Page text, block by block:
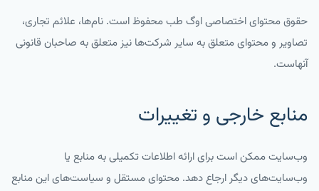
حقوق محتوای اختصاصی اوگ طب محفوظ است. نام‌ها، علائم تجاری،
تصاویر و محتوای متعلق به سایر شرکت‌ها نیز متعلق به صاحبان قانونی
آنهاست.
منابع خارجی و تغییرات
وب‌سایت ممکن است برای ارائه اطلاعات تکمیلی به منابع یا
وب‌سایت‌های دیگر ارجاع دهد. محتوای مستقل و سیاست‌های این منابع